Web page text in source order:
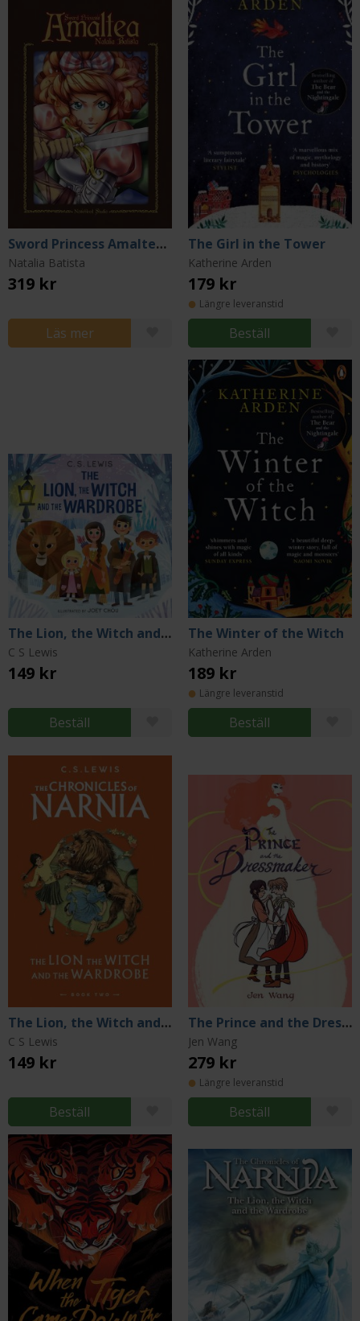
Sword Princess Amaltea samlingsvolym del 1-3
Natalia Batista
319 kr
Läs mer
The Girl in the Tower
Katherine Arden
179 kr
Längre leveranstid
Beställ
The Lion, the Witch and the Wardrobe (Illustrated Board Book)
C S Lewis
149 kr
Beställ
The Winter of the Witch
Katherine Arden
189 kr
Längre leveranstid
Beställ
The Lion, the Witch and the Wardrobe
C S Lewis
149 kr
Beställ
The Prince and the Dressmaker
Jen Wang
279 kr
Längre leveranstid
Beställ